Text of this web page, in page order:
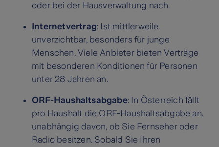
oder bei der Hausverwaltung nach.
Internetvertrag: Ist mittlerweile
unverzichtbar, besonders für junge
Menschen. Viele Anbieter bieten Verträge
mit besonderen Konditionen für Personen
unter 28 Jahren an.
ORF-Haushaltsabgabe: In Österreich fällt
pro Haushalt die ORF-Haushaltsabgabe an,
unabhängig davon, ob Sie Fernseher oder
Radio besitzen. Sobald Sie Ihren